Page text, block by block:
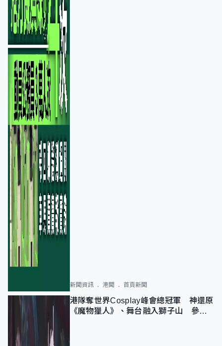
新聞資訊 港聞 首頁新聞
港隊奪世界Cosplay峰會總冠軍 神還原
《魔物獵人》、舞台融入獅子山 參賽